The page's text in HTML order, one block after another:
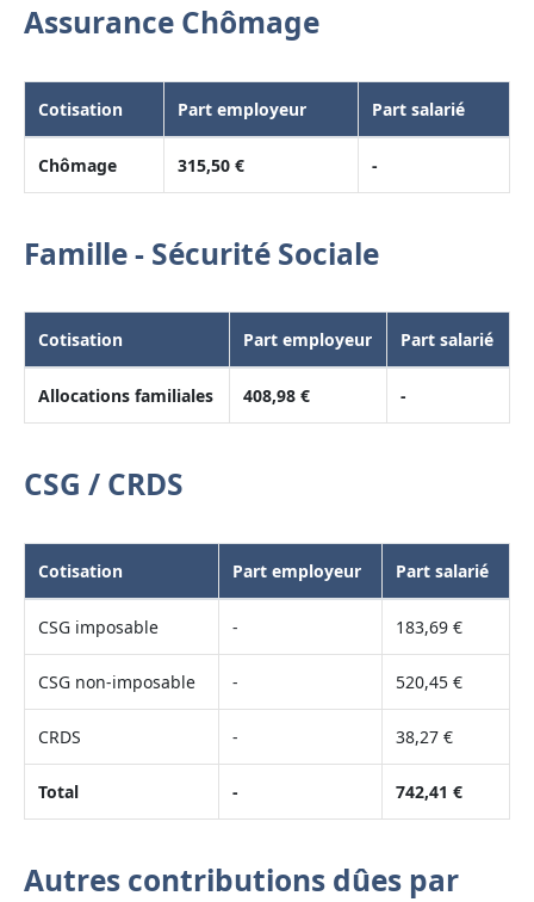
Assurance Chômage
Cotisation Part employeur Part salarié
Chômage 315,50 € -
Famille - Sécurité Sociale
Cotisation Part employeur Part salarié
Allocations familiales 408,98 € -
CSG / CRDS
Cotisation Part employeur Part salarié
CSG imposable - 183,69 €
CSG non-imposable - 520,45 €
CRDS - 38,27 €
Total - 742,41 €
Autres contributions dûes par